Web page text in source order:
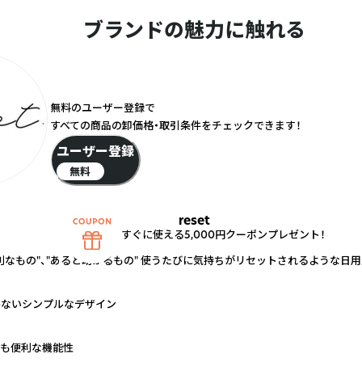
ブランドの魅力に触れる
reset
もの"、"あると助かるもの" 使うたびに気持ちがリセットされるような日
いシンプルなデザイン
便利な機能性
無料のユーザー登録で
すべての商品の卸価格・取引条件をチェックできます！
ユーザー登録
無料
すぐに使える5,000円クーポンプレゼント！